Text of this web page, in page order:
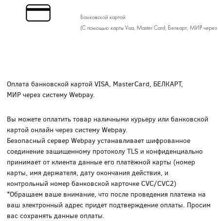
Банковской картой
(С помощью карты Visa, Master Card, Белкарт, МИР
Оплата банковской картой VISA, MasterCard, БЕЛКАРТ,
МИР через систему Webpay.
Вы можете оплатить товар наличными курьеру или банковской
картой онлайн через систему Webpay.
Безопасный сервер Webpay устанавливает шифрованное
соединение защищенному протоколу TLS и конфиденциально
принимает от клиента данные его платёжной карты (номер
карты, имя держателя, дату окончания действия, и
контрольный номер банковской карточке CVC/CVC2)
*Обращаем ваше внимание, что после проведения платежа на
ваш электронный адрес придет подтверждение оплаты. Просим
вас сохранять данные оплаты.